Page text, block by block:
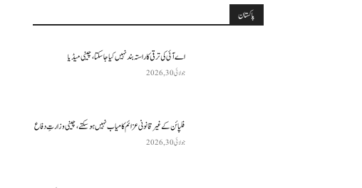
پاکستان
اے آئی کی ترقی کا راستہ بند نہیں کیا جا سکتا، چینی میڈیا
جولائی 30, 2026
فلپائن کے غیر قانونی عزائم کامیاب نہیں ہو سکتے ، چینی وزارتِ دفاع
جولائی 30, 2026